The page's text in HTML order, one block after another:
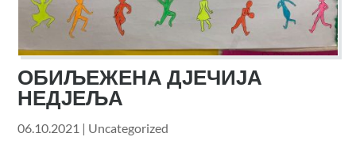
ОБИЉЕЖЕНА ДЈЕЧИЈА
НЕДЈЕЉА
06.10.2021 | Uncategorized